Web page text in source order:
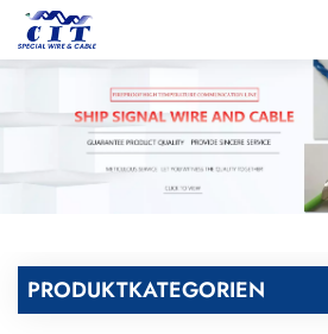
CIT SPECIAL CABLE Co., Ltd.
English
Français
Italiano
PRODUKTKATEGORIEN